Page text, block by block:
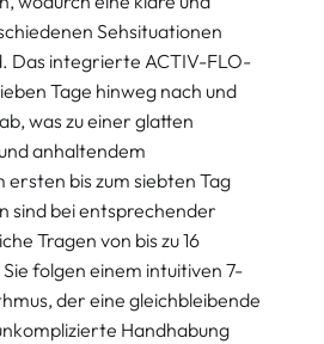
Sehsituationen
Das integrierte ACTIV-FLO-
Tage hinweg nach und
was zu einer glatten
anhaltendem
bis zum siebten Tag
sind bei entsprechender
Tragen von bis zu 16
folgen einem intuitiven 7-
der eine gleichbleibende
Handhabung